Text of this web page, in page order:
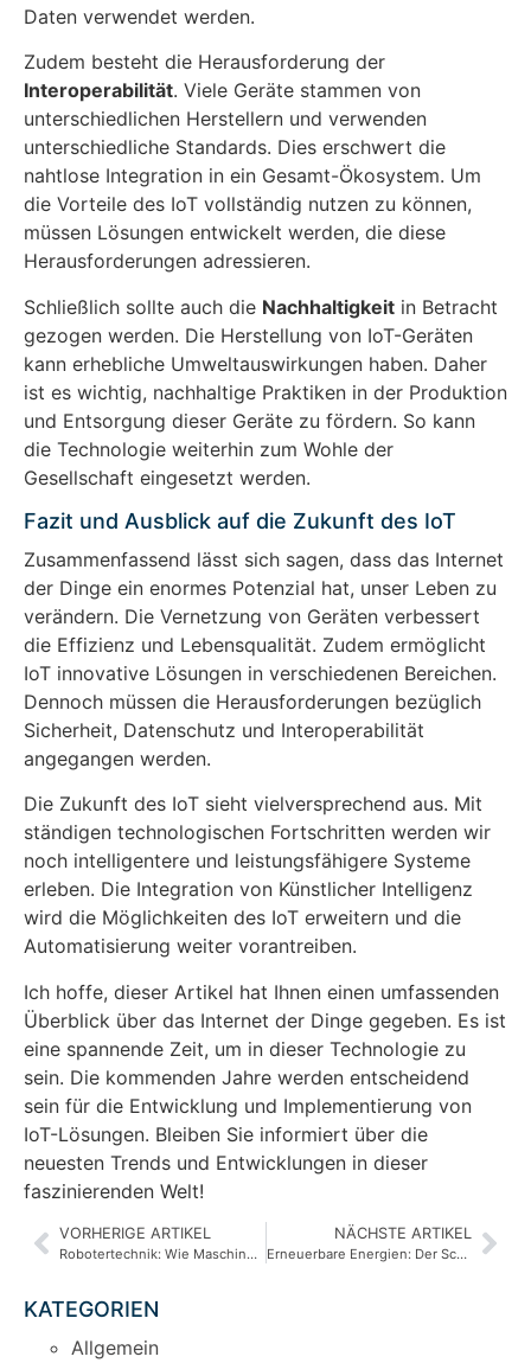
Daten verwendet werden.
Zudem besteht die Herausforderung der
Interoperabilität. Viele Geräte stammen von
unterschiedlichen Herstellern und verwenden
unterschiedliche Standards. Dies erschwert die
nahtlose Integration in ein Gesamt-Ökosystem. Um
die Vorteile des IoT vollständig nutzen zu können,
müssen Lösungen entwickelt werden, die diese
Herausforderungen adressieren.
Schließlich sollte auch die Nachhaltigkeit in Betracht
gezogen werden. Die Herstellung von IoT-Geräten
kann erhebliche Umweltauswirkungen haben. Daher
ist es wichtig, nachhaltige Praktiken in der Produktion
und Entsorgung dieser Geräte zu fördern. So kann
die Technologie weiterhin zum Wohle der
Gesellschaft eingesetzt werden.
Fazit und Ausblick auf die Zukunft des IoT
Zusammenfassend lässt sich sagen, dass das Internet
der Dinge ein enormes Potenzial hat, unser Leben zu
verändern. Die Vernetzung von Geräten verbessert
die Effizienz und Lebensqualität. Zudem ermöglicht
IoT innovative Lösungen in verschiedenen Bereichen.
Dennoch müssen die Herausforderungen bezüglich
Sicherheit, Datenschutz und Interoperabilität
angegangen werden.
Die Zukunft des IoT sieht vielversprechend aus. Mit
ständigen technologischen Fortschritten werden wir
noch intelligentere und leistungsfähigere Systeme
erleben. Die Integration von Künstlicher Intelligenz
wird die Möglichkeiten des IoT erweitern und die
Automatisierung weiter vorantreiben.
Ich hoffe, dieser Artikel hat Ihnen einen umfassenden
Überblick über das Internet der Dinge gegeben. Es ist
eine spannende Zeit, um in dieser Technologie zu
sein. Die kommenden Jahre werden entscheidend
sein für die Entwicklung und Implementierung von
IoT-Lösungen. Bleiben Sie informiert über die
neuesten Trends und Entwicklungen in dieser
faszinierenden Welt!
VORHERIGE ARTIKEL
Robotertechnik: Wie Maschinen unser Leben verändern
NÄCHSTE ARTIKEL
Erneuerbare Energien: Der Schlüssel zu einer nachhaltigen Zukunft
KATEGORIEN
Allgemein